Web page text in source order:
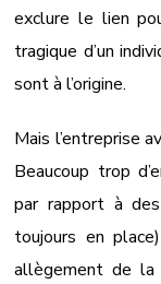
exclure le lien
tragique d’un
sont à l’origine.
Mais l’entreprise
Beaucoup trop
par rapport à
toujours en
allègement de la